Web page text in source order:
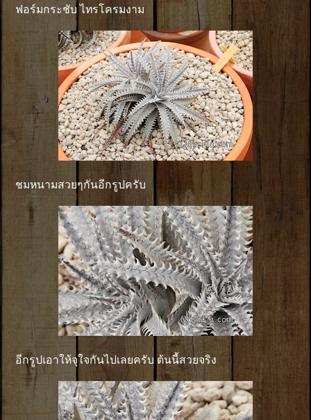
ฟอร์มกระชับ ไทรโครมงาม
ชมหนามสวยๆกันอีกรูปครับ
อีกรูปเอาให้จุใจกันไปเลยครับ ต้นนี้สวยจริง